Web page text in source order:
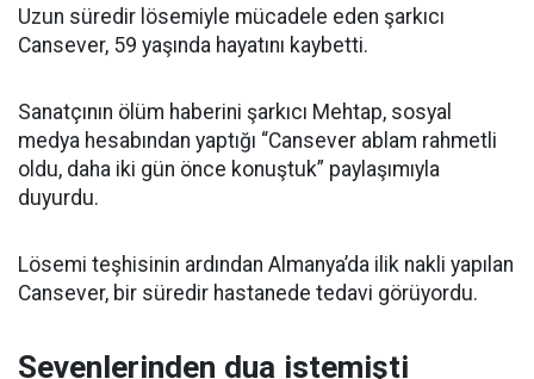
Uzun süredir lösemiyle mücadele eden şarkıcı
Cansever, 59 yaşında hayatını kaybetti.
Sanatçının ölüm haberini şarkıcı Mehtap, sosyal
medya hesabından yaptığı “Cansever ablam rahmetli
oldu, daha iki gün önce konuştuk” paylaşımıyla
duyurdu.
Lösemi teşhisinin ardından Almanya’da ilik nakli yapılan
Cansever, bir süredir hastanede tedavi görüyordu.
Sevenlerinden dua istemişti